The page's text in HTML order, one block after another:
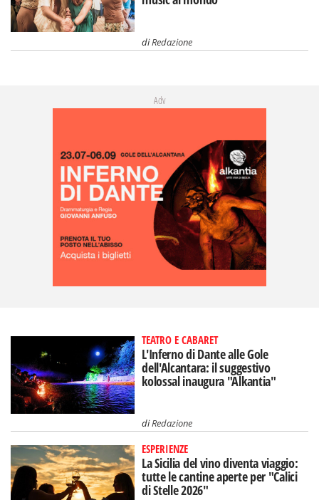
diRedazione
Adv
TEATRO E CABARET
L'Inferno di Dante alle Gole
dell'Alcantara: il suggestivo
kolossal inaugura "Alkantia"
diRedazione
ESPERIENZE
La Sicilia del vino diventa viaggio:
tutte le cantine aperte per "Calici
di Stelle 2026"